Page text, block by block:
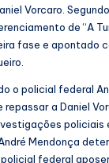
Vorcaro.
de “A
fase e apontado
o policial federal
repassar a Daniel
policiais
Mendonça
federal